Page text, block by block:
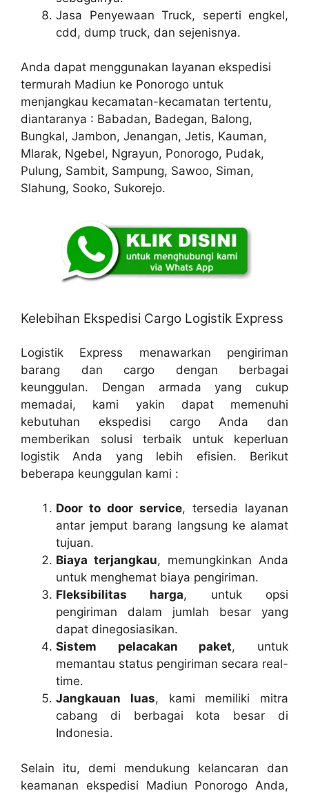
Jasa Penyewaan Truck, seperti engkel,
cdd, dump truck, dan sejenisnya.
Anda dapat menggunakan layanan ekspedisi
termurah Madiun ke Ponorogo untuk
menjangkau kecamatan-kecamatan tertentu,
diantaranya : Babadan, Badegan, Balong,
Bungkal, Jambon, Jenangan, Jetis, Kauman,
Mlarak, Ngebel, Ngrayun, Ponorogo, Pudak,
Pulung, Sambit, Sampung, Sawoo, Siman,
Slahung, Sooko, Sukorejo.
Kelebihan Ekspedisi Cargo Logistik Express
Logistik Express menawarkan pengiriman
barang dan cargo dengan berbagai
keunggulan. Dengan armada yang cukup
memadai, kami yakin dapat memenuhi
kebutuhan ekspedisi cargo Anda dan
memberikan solusi terbaik untuk keperluan
logistik Anda yang lebih efisien. Berikut
beberapa keunggulan kami :
Door to door service, tersedia layanan
antar jemput barang langsung ke alamat
tujuan.
Biaya terjangkau, memungkinkan Anda
untuk menghemat biaya pengiriman.
Fleksibilitas harga, untuk opsi
pengiriman dalam jumlah besar yang
dapat dinegosiasikan.
Sistem pelacakan paket, untuk
memantau status pengiriman secara real-
time.
Jangkauan luas, kami memiliki mitra
cabang di berbagai kota besar di
Indonesia.
Selain itu, demi mendukung kelancaran dan
keamanan ekspedisi Madiun Ponorogo Anda,